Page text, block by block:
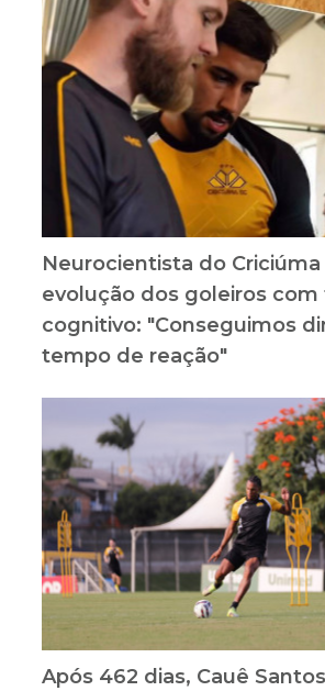
Neurocientista do
evolução dos goleiros com
cognitivo: "Conseguimos
tempo de reação"
Após 462 dias, Cauê